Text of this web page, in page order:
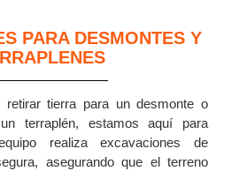
PARA DESMONTES Y
tierra para un desmonte o
terraplén, estamos aquí para
realiza excavaciones de
asegurando que el terreno